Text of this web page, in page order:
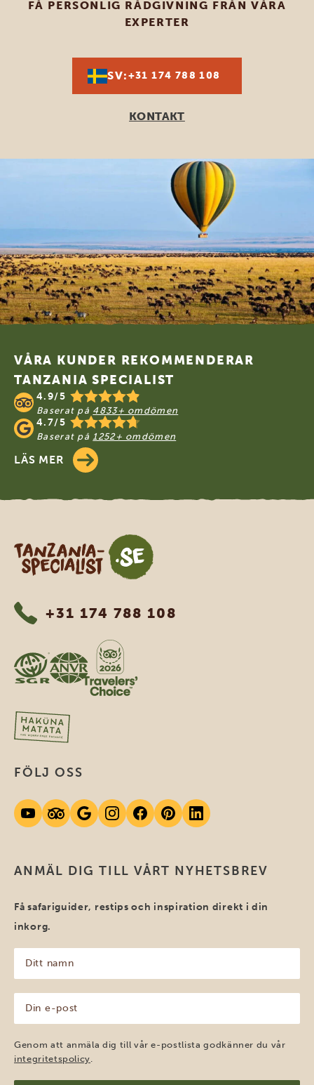
FÅ PERSONLIG RÅDGIVNING FRÅN VÅRA
EXPERTER
SV:+31 174 788 108
KONTAKT
Footer
VÅRA KUNDER REKOMMENDERAR
TANZANIA SPECIALIST
4.9/5
Baserat på 4833+ omdömen
4.7/5
Baserat på 1252+ omdömen
LÄS MER
Tanzania Specialist
+31 174 788 108
ANMÄL DIG TILL VÅRT NYHETSBREV
Få safariguider, restips och inspiration direkt i din
inkorg.
namn
(Obligatoriskt)
post
(Obligatoriskt)
Genom att anmäla dig till vår e-postlista godkänner du vår
integritetspolicy.
FÖLJ OSS